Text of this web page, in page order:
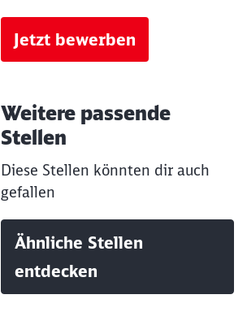
Jetzt bewerben
Weitere passende
Stellen
Diese Stellen könnten dir auch
gefallen
Ähnliche Stellen
entdecken